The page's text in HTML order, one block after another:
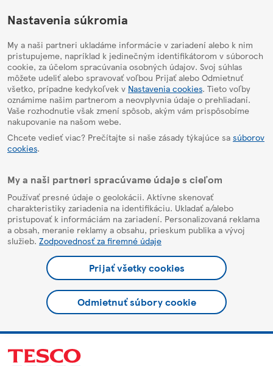
HelpPage
Nastavenia súkromia
My a naši partneri ukladáme informácie v zariadení alebo k nim
pristupujeme, napríklad k jedinečným identifikátorom v súboroch
cookie, za účelom spracúvania osobných údajov. Svoj súhlas
môžete udeliť alebo spravovať voľbou Prijať alebo Odmietnuť
všetko, prípadne kedykoľvek v Nastavenia cookies. Tieto voľby
oznámime našim partnerom a neovplyvnia údaje o prehliadaní.
Vaše rozhodnutie však zmení spôsob, akým vám prispôsobíme
nakupovanie na našom webe.
Chcete vedieť viac? Prečítajte si naše zásady týkajúce sa súborov
cookies.
My a naši partneri spracúvame údaje s cieľom
Používať presné údaje o geolokácii. Aktívne skenovať
charakteristiky zariadenia na identifikáciu. Ukladať a/alebo
pristupovať k informáciám na zariadení. Personalizovaná reklama
a obsah, meranie reklamy a obsahu, prieskum publika a vývoj
služieb. Zodpovednosť za firemné údaje
Prijať všetky cookies
Odmietnuť súbory cookie